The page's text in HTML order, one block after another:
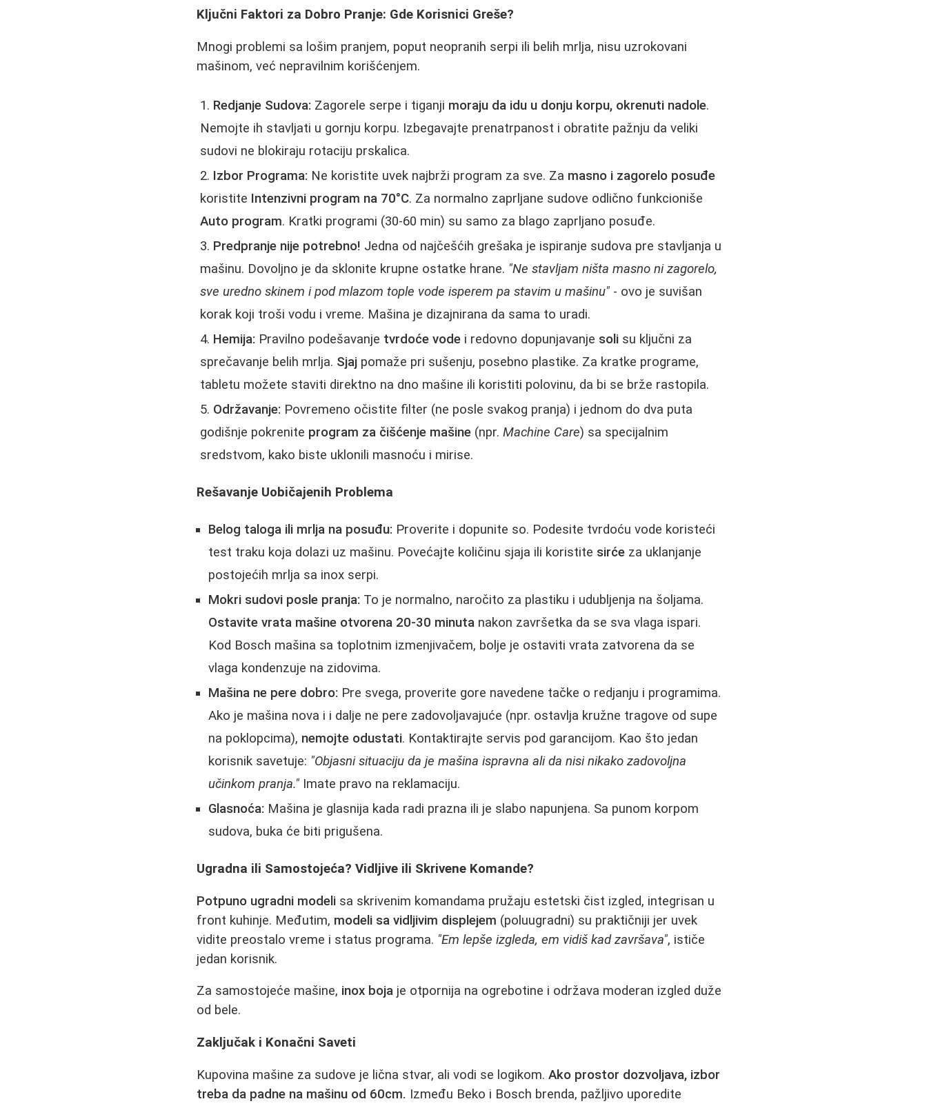
Ključni Faktori za Dobro Pranje: Gde Korisnici Greše?
Mnogi problemi sa lošim pranjem, poput neopranih serpi ili belih mrlja, nisu uzrokovani
mašinom, već nepravilnim korišćenjem.
Redjanje Sudova: Zagorele serpe i tiganji moraju da idu u donju korpu, okrenuti nadole.
Nemojte ih stavljati u gornju korpu. Izbegavajte prenatrpanost i obratite pažnju da veliki
sudovi ne blokiraju rotaciju prskalica.
Izbor Programa: Ne koristite uvek najbrži program za sve. Za masno i zagorelo posuđe
koristite Intenzivni program na 70°C. Za normalno zaprljane sudove odlično funkcioniše
Auto program. Kratki programi (30-60 min) su samo za blago zaprljano posuđe.
Predpranje nije potrebno! Jedna od najčešćih grešaka je ispiranje sudova pre stavljanja u
mašinu. Dovoljno je da sklonite krupne ostatke hrane. "Ne stavljam ništa masno ni zagorelo,
sve uredno skinem i pod mlazom tople vode isperem pa stavim u mašinu" - ovo je suvišan
korak koji troši vodu i vreme. Mašina je dizajnirana da sama to uradi.
Hemija: Pravilno podešavanje tvrdoće vode i redovno dopunjavanje soli su ključni za
sprečavanje belih mrlja. Sjaj pomaže pri sušenju, posebno plastike. Za kratke programe,
tabletu možete staviti direktno na dno mašine ili koristiti polovinu, da bi se brže rastopila.
Održavanje: Povremeno očistite filter (ne posle svakog pranja) i jednom do dva puta
godišnje pokrenite program za čišćenje mašine (npr.Machine Care) sa specijalnim
sredstvom, kako biste uklonili masnoću i mirise.
Rešavanje Uobičajenih Problema
Belog taloga ili mrlja na posuđu: Proverite i dopunite so. Podesite tvrdoću vode koristeći
test traku koja dolazi uz mašinu. Povećajte količinu sjaja ili koristite sirće za uklanjanje
postojećih mrlja sa inox serpi.
Mokri sudovi posle pranja: To je normalno, naročito za plastiku i udubljenja na šoljama.
Ostavite vrata mašine otvorena 20-30 minuta nakon završetka da se sva vlaga ispari.
Kod Bosch mašina sa toplotnim izmenjivačem, bolje je ostaviti vrata zatvorena da se
vlaga kondenzuje na zidovima.
Mašina ne pere dobro: Pre svega, proverite gore navedene tačke o redjanju i programima.
Ako je mašina nova i i dalje ne pere zadovoljavajuće (npr. ostavlja kružne tragove od supe
na poklopcima), nemojte odustati. Kontaktirajte servis pod garancijom. Kao što jedan
korisnik savetuje: "Objasni situaciju da je mašina ispravna ali da nisi nikako zadovoljna
učinkom pranja." Imate pravo na reklamaciju.
Glasnoća: Mašina je glasnija kada radi prazna ili je slabo napunjena. Sa punom korpom
sudova, buka će biti prigušena.
Ugradna ili Samostojeća? Vidljive ili Skrivene Komande?
Potpuno ugradni modeli sa skrivenim komandama pružaju estetski čist izgled, integrisan u
front kuhinje. Međutim, modeli sa vidljivim displejem (poluugradni) su praktičniji jer uvek
vidite preostalo vreme i status programa. "Em lepše izgleda, em vidiš kad završava", ističe
jedan korisnik.
Za samostojeće mašine, inox boja je otpornija na ogrebotine i održava moderan izgled duže
od bele.
Zaključak i Konačni Saveti
Kupovina mašine za sudove je lična stvar, ali vodi se logikom.Ako prostor dozvoljava, izbor
treba da padne na mašinu od 60cm. Između Beko i Bosch brenda, pažljivo uporedite